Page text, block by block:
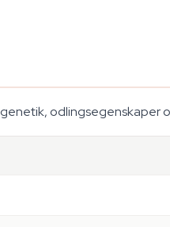
odlingsegenskaper